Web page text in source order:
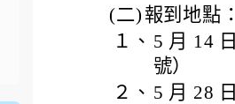
(二) 報到地點：
１、 5 月 14
號）
２、 5 月 28
to https://docs.go114適性入學